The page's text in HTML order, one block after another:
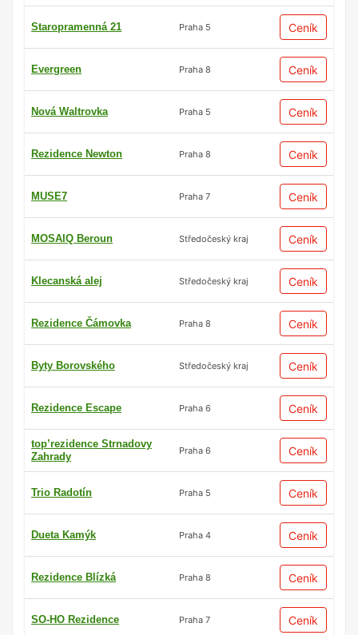
Staropramenná 21 Praha 5 Ceník
Evergreen Praha 8 Ceník
Nová Waltrovka Praha 5 Ceník
Rezidence Newton Praha 8 Ceník
MUSE7 Praha 7 Ceník
MOSAIQ Beroun Středočeský kraj Ceník
Klecanská alej Středočeský kraj Ceník
Rezidence Čámovka Praha 8 Ceník
Byty Borovského Středočeský kraj Ceník
Rezidence Escape Praha 6 Ceník
top’rezidence Strnadovy
Zahrady
Praha 6 Ceník
Trio Radotín Praha 5 Ceník
Dueta Kamýk Praha 4 Ceník
Rezidence Blízká Praha 8 Ceník
SO-HO Rezidence Praha 7 Ceník